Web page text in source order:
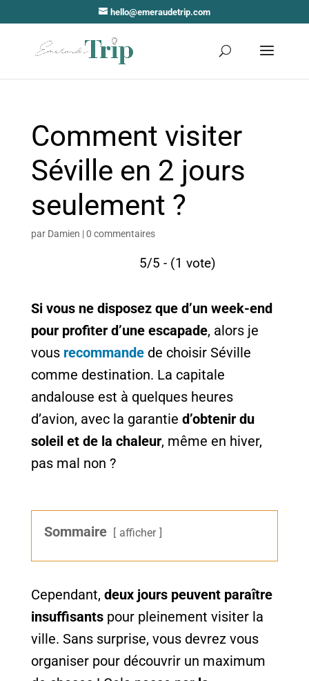
hello@emeraudetrip.com
Comment visiter
Séville en 2 jours
seulement ?
par Damien |0 commentaires
5/5 - (1 vote)
Si vous ne disposez que d’un week-end
pour profiter d’une escapade, alors je
vous recommandede choisir Séville
comme destination. La capitale
andalouse est à quelques heures
d’avion, avec la garantie d’obtenir du
soleil et de la chaleur, même en hiver,
pas mal non ?
Sommaire afficher
Cependant, deux jours peuvent paraître
insuffisantspour pleinement visiter la
ville. Sans surprise, vous devrez vous
organiser pour découvrir un maximum